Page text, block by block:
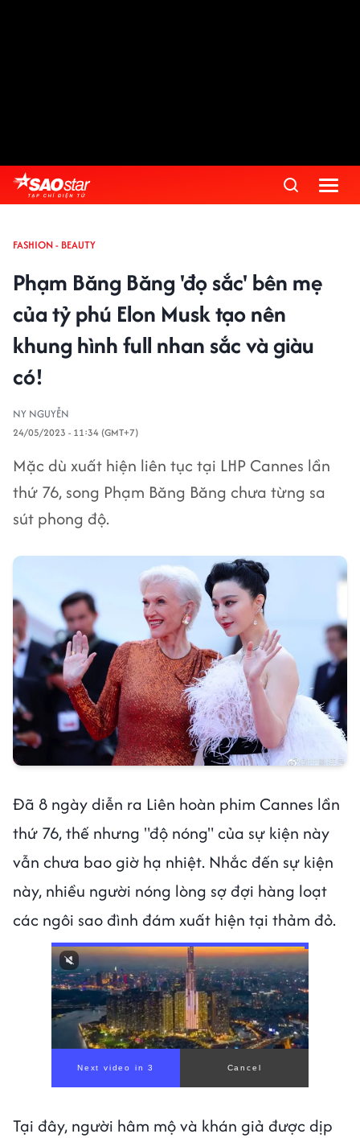
FASHION - BEAUTY
Phạm Băng Băng 'đọ sắc' bên mẹ
của tỷ phú Elon Musk tạo nên
khung hình full nhan sắc và giàu
có!
NY NGUYỄN
24/05/2023 - 11:34 (GMT+7)
Mặc dù xuất hiện liên tục tại LHP Cannes lần
thứ 76, song Phạm Băng Băng chưa từng sa
sút phong độ.
Đã 8 ngày diễn ra Liên hoàn phim Cannes lần
thứ 76, thế nhưng "độ nóng" của sự kiện này
vẫn chưa bao giờ hạ nhiệt. Nhắc đến sự kiện
này, nhiều người nóng lòng sợ đợi hàng loạt
các ngôi sao đình đám xuất hiện tại thảm đỏ.
Tại đây, người hâm mộ và khán giả được dịp